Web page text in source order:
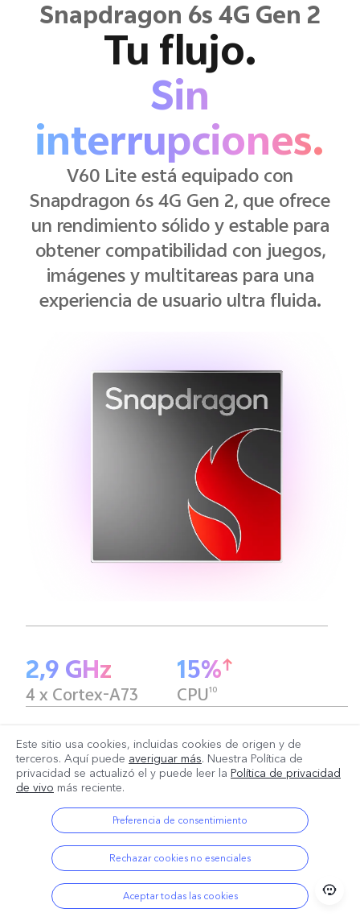
Snapdragon 6s 4G Gen 2
Tu flujo.
Sin
interrupciones.
V60 Lite está equipado con
Snapdragon 6s 4G Gen 2, que ofrece
un rendimiento sólido y estable para
obtener compatibilidad con juegos,
imágenes y multitareas para una
experiencia de usuario ultra fluida.
2,9 GHz
4 x Cortex-A73
15%
CPU10
Motor de IA Qualcomm®
Este sitio usa cookies, incluidas cookies de origen y de
terceros. Aquí puede averiguar más. Nuestra Política de
privacidad se actualizó el y puede leer la Política de privacidad
de vivo más reciente.
Preferencia de consentimiento
Rechazar cookies no esenciales
Aceptar todas las cookies